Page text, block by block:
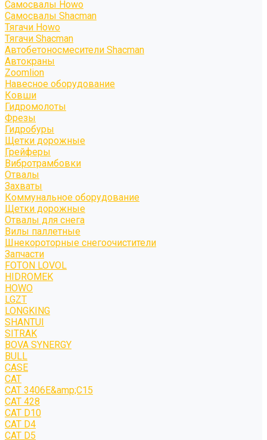
Самосвалы Howo
Самосвалы Shacman
Тягачи Howo
Тягачи Shacman
Автобетоносмесители Shacman
Автокраны
Zoomlion
Навесное оборудование
Ковши
Гидромолоты
Фрезы
Гидробуры
Щетки дорожные
Грейферы
Вибротрамбовки
Отвалы
Захваты
Коммунальное оборудование
Щетки дорожные
Отвалы для снега
Вилы паллетные
Шнекороторные снегоочистители
Запчасти
FOTON LOVOL
HIDROMEK
HOWO
LGZT
LONGKING
SHANTUI
SITRAK
BOVA SYNERGY
BULL
CASE
CAT
CAT 3406E&amp;C15
CAT 428
CAT D10
CAT D4
CAT D5